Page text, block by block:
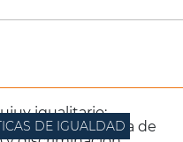
DE IGUALDAD